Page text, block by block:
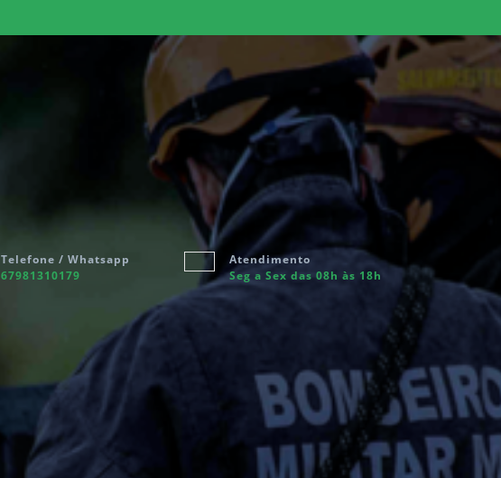
Telefone / Whatsapp
67981310179
Atendimento
Seg a Sex das 08h às 18h